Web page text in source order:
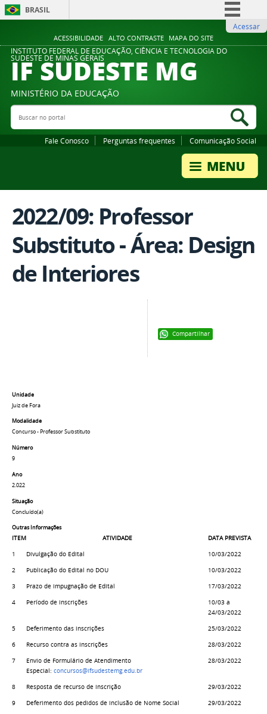
ACESSIBILIDADE ALTO CONTRASTE MAPA DO SITE
BRASIL
Comunica BR
Participe
Legislação
Acessar
INSTITUTO FEDERAL DE EDUCAÇÃO, CIÊNCIA E TECNOLOGIA DO
SUDESTE DE MINAS GERAIS
IF SUDESTE MG
MINISTÉRIO DA EDUCAÇÃO
Buscar no portal
Fale Conosco Perguntas frequentes Comunicação Social
2022/09: Professor
Substituto - Área: Design
de Interiores
Compartilhar
Unidade
Juiz de Fora
Modalidade
Concurso - Professor Substituto
Número
9
Ano
2.022
Situação
Concluído(a)
Outras Informações
ITEM ATIVIDADE DATA PREVISTA
1 Divulgação do Edital 10/03/2022
2 Publicação do Edital no DOU 10/03/2022
3 Prazo de impugnação de Edital 17/03/2022
4 Período de inscrições
10/03 a
24/03/2022
5 Deferimento das inscrições 25/03/2022
6 Recurso contra as inscrições 28/03/2022
7
Envio de Formulário de Atendimento
Especial: concursos@ifsudestemg.edu.br
28/03/2022
8 Resposta de recurso de inscrição 29/03/2022
9 Deferimento dos pedidos de inclusão de Nome Social 29/03/2022